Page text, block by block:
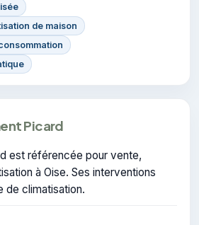
de maison
Picard
est référencée pour vente,
à Oise. Ses interventions
de climatisation.